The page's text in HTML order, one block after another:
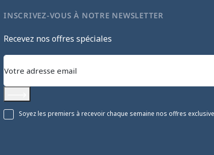
INSCRIVEZ-VOUS À NOTRE NEWSLETTER
Recevez nos offres spéciales
Soyez les premiers à recevoir chaque semaine nos offres